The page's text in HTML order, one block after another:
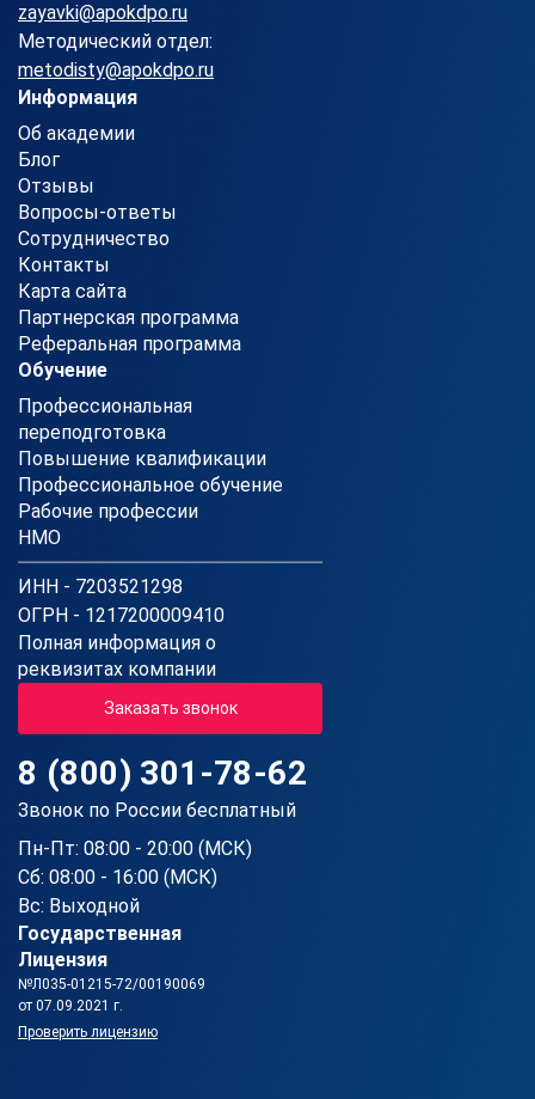
zayavki@apokdpo.ru
Методический отдел:
metodisty@apokdpo.ru
Информация
Об академии
Блог
Отзывы
Вопросы-ответы
Сотрудничество
Контакты
Карта сайта
Партнерская программа
Реферальная программа
Обучение
Профессиональная
переподготовка
Повышение квалификации
Профессиональное обучение
Рабочие профессии
НМО
ИНН - 7203521298
ОГРН - 1217200009410
Полная информация о
реквизитах компании
Заказать звонок
8 (800) 301-78-62
Звонок по России бесплатный
Пн-Пт: 08:00 - 20:00 (МСК)
Сб: 08:00 - 16:00 (МСК)
Вс: Выходной
Государственная
Лицензия
№Л035-01215-72/00190069
от 07.09.2021 г.
Проверить лицензию